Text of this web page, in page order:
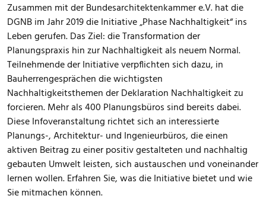
Zusammen mit der Bundesarchitektenkammer e.V. hat die
DGNB im Jahr 2019 die Initiative „Phase Nachhaltigkeit“ ins
Leben gerufen. Das Ziel: die Transformation der
Planungspraxis hin zur Nachhaltigkeit als neuem Normal.
Teilnehmende der Initiative verpflichten sich dazu, in
Bauherrengesprächen die wichtigsten
Nachhaltigkeitsthemen der Deklaration Nachhaltigkeit zu
forcieren. Mehr als 400 Planungsbüros sind bereits dabei.
Diese Infoveranstaltung richtet sich an interessierte
Planungs-, Architektur- und Ingenieurbüros, die einen
aktiven Beitrag zu einer positiv gestalteten und nachhaltig
gebauten Umwelt leisten, sich austauschen und voneinander
lernen wollen. Erfahren Sie, was die Initiative bietet und wie
Sie mitmachen können.